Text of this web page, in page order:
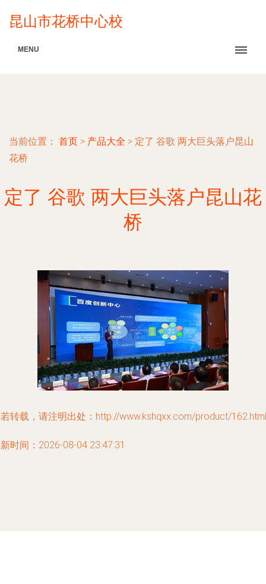
昆山市花桥中心校
MENU
当前位置： 首页 > 产品大全 > 定了 谷歌 两大巨头落户昆山
花桥
定了 谷歌 两大巨头落户昆山花
桥
转载，请注明出处：http://www.kshqxx.com/product/162.html
时间：2026-08-04 23:47:31